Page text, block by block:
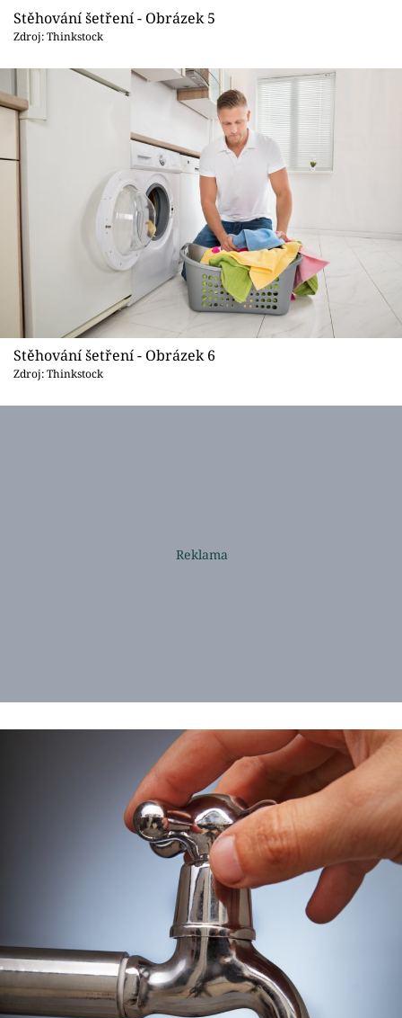
Stěhování šetření - Obrázek 5
Zdroj: Thinkstock
Stěhování šetření - Obrázek 6
Zdroj: Thinkstock